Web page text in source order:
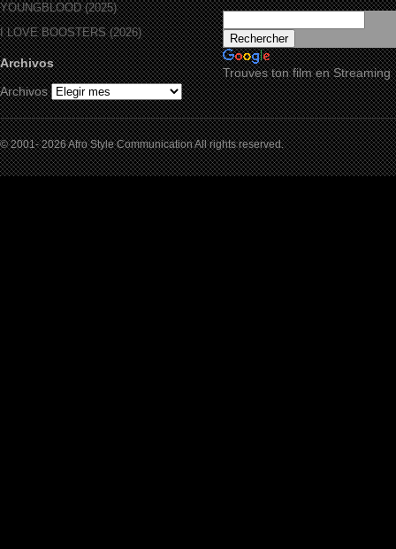
YOUNGBLOOD (2025)
I LOVE BOOSTERS (2026)
Archivos
Archivos
Trouves ton film en Streaming
© 2001- 2026 Afro Style Communication All rights reserved.